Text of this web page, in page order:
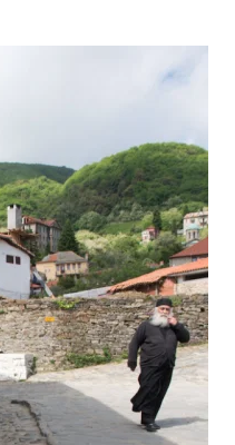
Політика
Світ
Наука
Лайт
Інциденти
Туризм